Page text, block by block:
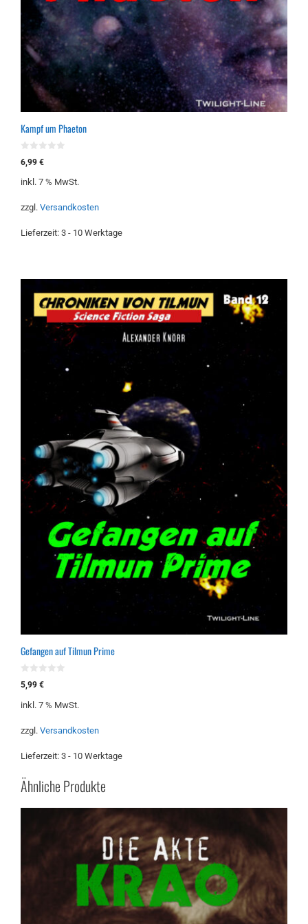
Kampf um Phaeton
0
v
n
6,99 €
inkl. 7 % MwSt.
zzgl. Versandkosten
Lieferzeit: 3 - 10 Werktage
Gefangen auf Tilmun Prime
0
v
n
5,99 €
inkl. 7 % MwSt.
zzgl. Versandkosten
Lieferzeit: 3 - 10 Werktage
Ähnliche Produkte